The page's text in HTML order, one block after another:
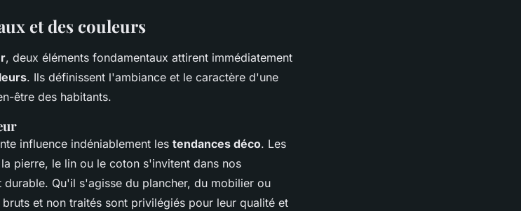
et des couleurs
, deux éléments fondamentaux attirent immédiatement
. Ils définissent l'ambiance et le caractère d'une
être des habitants.
influence indéniablement les tendances déco. Les
pierre, le lin ou le coton s'invitent dans nos
Qu'il s'agisse du plancher, du mobilier ou
et non traités sont privilégiés pour leur qualité et